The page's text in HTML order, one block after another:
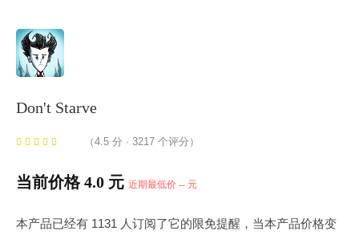
Don't Starve
（4.5 分 · 3217 个评分）
当前价格 4.0 元 近期最低价 -- 元
本产品已经有 1131 人订阅了它的限免提醒，当本产品价格变